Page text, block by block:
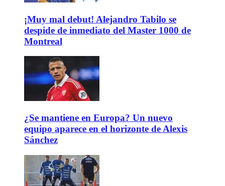
¡Muy mal debut! Alejandro Tabilo se
despide de inmediato del Master 1000 de
Montreal
¿Se mantiene en Europa? Un nuevo
equipo aparece en el horizonte de Alexis
Sánchez